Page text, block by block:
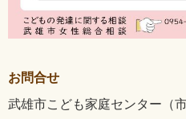
お問合せ
武雄市こども家庭センター（